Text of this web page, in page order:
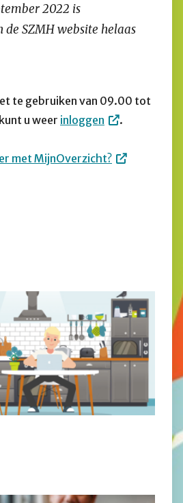
2022 is
SZMH website helaas
te gebruiken van 09.00 tot
u weer inloggen .
met MijnOverzicht?